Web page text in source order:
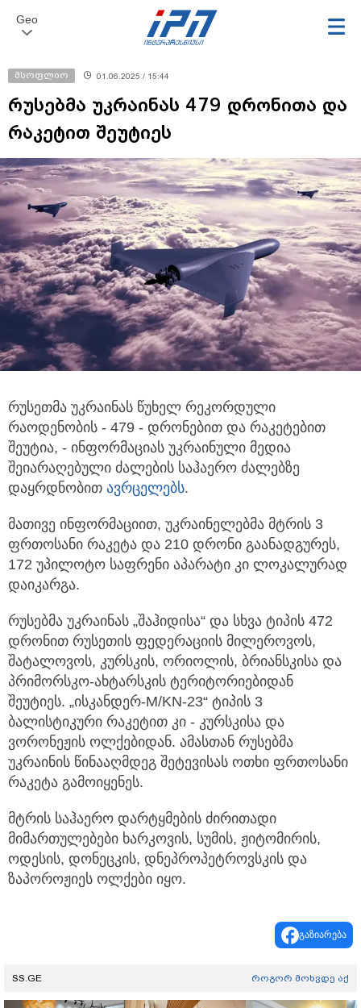
Geo
მსოფლიო 01.06.2025 / 15:44
რუსებმა უკრაინას 479 დრონითა და
რაკეტით შეუტიეს
რუსეთმა უკრაინას წუხელ რეკორდული
რაოდენობის - 479 - დრონებით და რაკეტებით
შეუტია, - ინფორმაციას უკრაინული მედია
შეიარაღებული ძალების საჰაერო ძალებზე
დაყრდნობით ავრცელებს.
მათივე ინფორმაციით, უკრაინელებმა მტრის 3
ფრთოსანი რაკეტა და 210 დრონი გაანადგურეს,
172 უპილოტო საფრენი აპარატი კი ლოკალურად
დაიკარგა.
რუსებმა უკრაინას „შაჰიდისა“ და სხვა ტიპის 472
დრონით რუსეთის ფედერაციის მილეროვოს,
შატალოვოს, კურსკის, ორიოლის, ბრიანსკისა და
პრიმორსკო-ახტარსკის ტერიტორიებიდან
შეუტიეს. „ისკანდერ-M/KN-23“ ტიპის 3
ბალისტიკური რაკეტით კი - კურსკისა და
ვორონეჟის ოლქებიდან. ამასთან რუსებმა
უკრაინის წინააღმდეგ შეტევისას ოთხი ფრთოსანი
რაკეტა გამოიყენეს.
მტრის საჰაერო დარტყმების ძირითადი
მიმართულებები ხარკოვის, სუმის, ჟიტომირის,
ოდესის, დონეცკის, დნეპროპეტროვსკის და
ზაპოროჟიეს ოლქები იყო.
გაზიარება
SS.GE როგორ მოხვდე აქ